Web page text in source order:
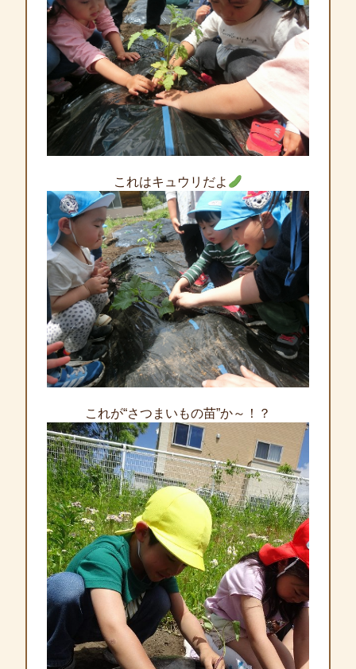
これはキュウリだよ
これが“さつまいもの苗”か～！？